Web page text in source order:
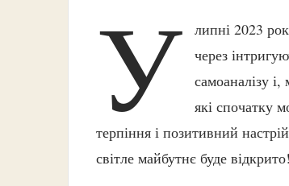
У
липні 2023
через
самоаналізу
які спочатку
терпіння і позитивний
світле майбутнє буде відкрито!